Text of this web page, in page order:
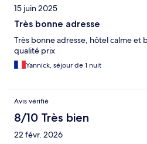
15 juin 2025
Très bonne adresse
Très bonne adresse, hôtel calme
qualité prix
Yannick, séjour de 1 nuit
Avis vérifié
8/10 Très bien
22 févr. 2026